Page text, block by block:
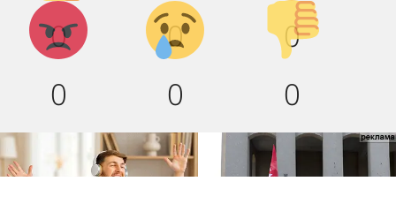
0 0 0
Агрессия!
0
Грусть
:(
0
Палец
вниз!
0